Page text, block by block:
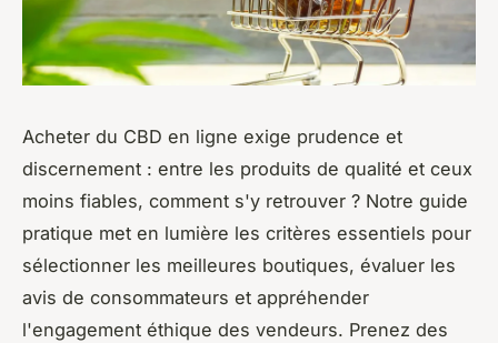
Acheter du CBD en ligne exige prudence et
discernement : entre les produits de qualité et ceux
moins fiables, comment s'y retrouver ? Notre guide
pratique met en lumière les critères essentiels pour
sélectionner les meilleures boutiques, évaluer les
avis de consommateurs et appréhender
l'engagement éthique des vendeurs. Prenez des